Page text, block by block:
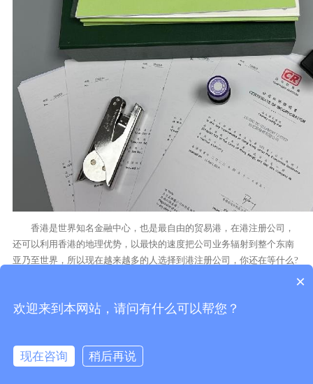
香港是世界知名金融中心，也是最自由的贸易港，在港注册公司，
还可以利用香港的地理优势，以最快的速度把公司业务辐射到整个东南
亚乃至世界，所以现在越来越多的人选择到港注册公司，你还在等什么?
×
欢迎来到本网站，请问有什么可以帮您？
现在咨询
稍后再说
在线咨询